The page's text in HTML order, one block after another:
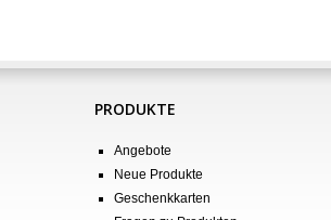
PRODUKTE
Angebote
Neue Produkte
Geschenkkarten